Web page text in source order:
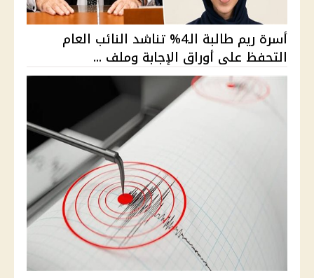
أسرة ريم طالبة الـ4% تناشد النائب العام
التحفظ على أوراق الإجابة وملف ...